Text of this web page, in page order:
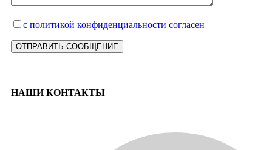
с политикой конфиденциальности согласен
НАШИ КОНТАКТЫ